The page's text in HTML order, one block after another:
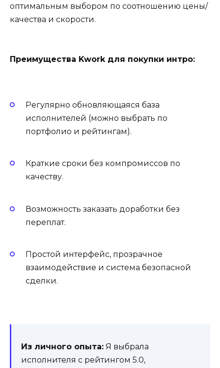
оптимальным выбором по соотношению цены/
качества и скорости.
Преимущества Kwork для покупки интро:
Регулярно обновляющаяся база
исполнителей (можно выбрать по
портфолио и рейтингам).
Краткие сроки без компромиссов по
качеству.
Возможность заказать доработки без
переплат.
Простой интерфейс, прозрачное
взаимодействие и система безопасной
сделки.
Из личного опыта: Я выбрала
исполнителя с рейтингом 5.0,